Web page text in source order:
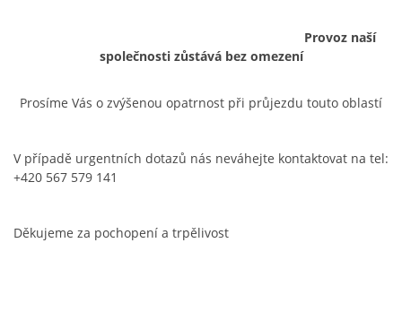
Provoz naší
společnosti zůstává bez omezení
Prosíme Vás o zvýšenou opatrnost při průjezdu touto oblastí
V případě urgentních dotazů nás neváhejte kontaktovat na tel:
+420 567 579 141
Děkujeme za pochopení a trpělivost